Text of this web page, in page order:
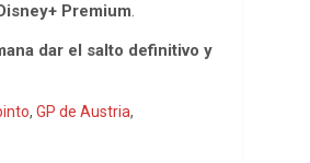
Premium.
dar el salto definitivo y
, GP de Austria,